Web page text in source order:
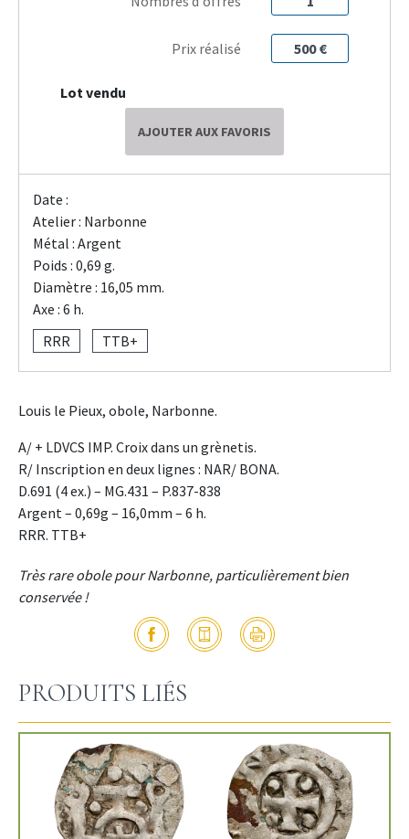
Prix réalisé 500 €
Lot vendu
AJOUTER AUX FAVORIS
Date :
Atelier : Narbonne
Métal : Argent
Poids : 0,69 g.
Diamètre : 16,05 mm.
Axe : 6 h.
RRR
TTB+
Louis le Pieux, obole, Narbonne.
A/ + LDVCS IMP. Croix dans un grènetis.
R/ Inscription en deux lignes : NAR/ BONA.
D.691 (4 ex.) – MG.431 – P.837-838
Argent – 0,69g – 16,0mm – 6 h.
RRR. TTB+
Très rare obole pour Narbonne, particulièrement bien
conservée !
PRODUITS LIÉS